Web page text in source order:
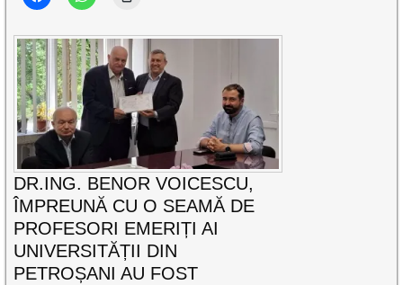
DR.ING. BENOR VOICESCU,
ÎMPREUNĂ CU O SEAMĂ DE
PROFESORI EMERIȚI AI
UNIVERSITĂȚII DIN
PETROȘANI AU FOST